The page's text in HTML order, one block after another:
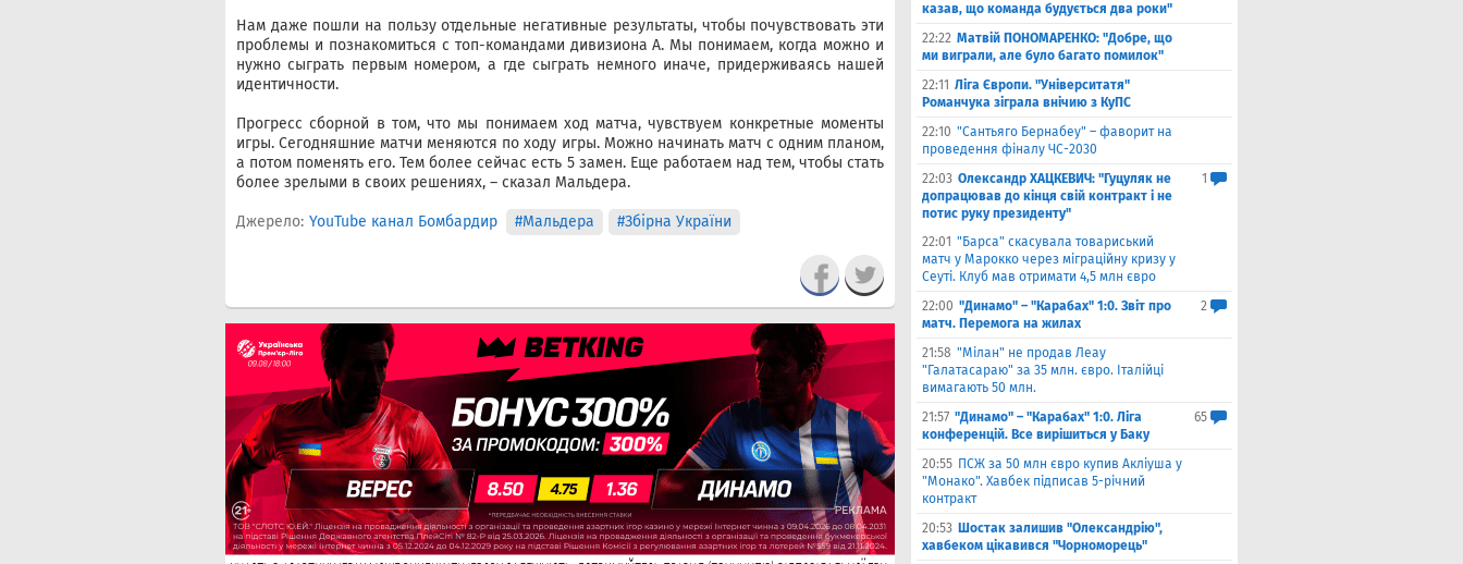
Нам даже пошли на пользу отдельные негативные результаты, чтобы почувствовать эти
проблемы и познакомиться с топ-командами дивизиона А. Мы понимаем, когда можно и
нужно сыграть первым номером, а где сыграть немного иначе, придерживаясь нашей
идентичности.
Прогресс сборной в том, что мы понимаем ход матча, чувствуем конкретные моменты
игры. Сегодняшние матчи меняются по ходу игры. Можно начинать матч с одним планом,
а потом поменять его. Тем более сейчас есть 5 замен. Еще работаем над тем, чтобы стать
более зрелыми в своих решениях, – сказал Мальдера.
Джерело: YouTube канал Бомбардир #Мальдера #Збірна України
казав, що команда будується два роки"
22:22 Матвій ПОНОМАРЕНКО: "Добре, що
ми виграли, але було багато помилок"
22:11 Ліга Європи. "Університатя"
Романчука зіграла внічию з КуПС
22:10 "Сантьяго Бернабеу" – фаворит на
проведення фіналу ЧС-2030
22:03 Олександр ХАЦКЕВИЧ: "Гуцуляк не
допрацював до кінця свій контракт і не
потис руку президенту"
1
22:01 "Барса" скасувала товариський
матч у Марокко через міграційну кризу у
Сеуті. Клуб мав отримати 4,5 млн євро
22:00 "Динамо" – "Карабах" 1:0. Звіт про
матч. Перемога на жилах
2
21:58 "Мілан" не продав Леау
"Галатасараю" за 35 млн. євро. Італійці
вимагають 50 млн.
21:57 "Динамо" – "Карабах" 1:0. Ліга
конференцій. Все вирішиться у Баку
65
20:55 ПСЖ за 50 млн євро купив Акліуша у
"Монако". Хавбек підписав 5-річний
контракт
20:53 Шостак залишив "Олександрію",
хавбеком цікавився "Чорноморець"